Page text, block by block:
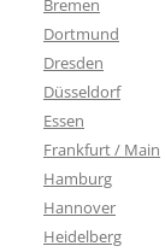
Bremen
Dortmund
Dresden
Düsseldorf
Essen
Frankfurt / Main
Hamburg
Hannover
Heidelberg